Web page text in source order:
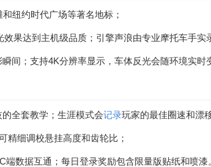
纽约时代广场等著名地标；
果达到主机级品质；引擎声浪由专业摩托车手实
间；支持4K分辨率显示，车体反光会随环境实时
全套教学；生涯模式会记录玩家的最佳圈速和漂
精细调校悬挂高度和齿轮比；
数据互通；每日登录奖励包含限量版贴纸和喷漆